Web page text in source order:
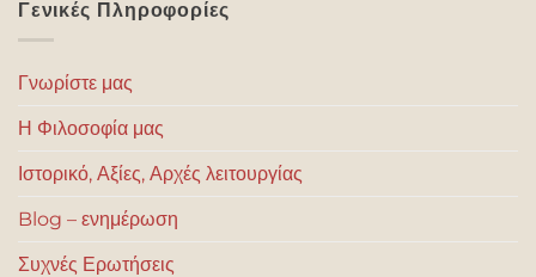
Γενικές Πληροφορίες
Γνωρίστε μας
Η Φιλοσοφία μας
Ιστορικό, Αξίες, Αρχές λειτουργίας
Blog – ενημέρωση
Συχνές Ερωτήσεις